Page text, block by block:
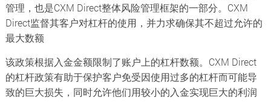
管理，也是CXM Direct整体风险管理框架的一部分。CXM
Direct监督其客户对杠杆的使用，并力求确保其不超过允许的
最大数额
该政策根据入金金额限制了账户上的杠杆数额。CXM Direct
的杠杆政策有助于保护客户免受因使用过多的杠杆而可能导
致的巨大损失，同时允许他们用较小的入金实现巨大的利润